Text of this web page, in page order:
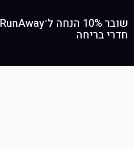
שובר 10% הנחה ל־RunAway
חדרי בריחה